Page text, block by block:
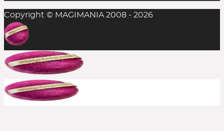
In der Regel ist das Einlösen mehrerer
Rabattcodes auf einen Einkauf nicht möglich,
aber man sollte es stets probieren. Die
Kombination aus Rabattcode und Gratis-
Zugabe(n) gelingt durchaus mal, insofern alle
anderen Bedingungen erfüllt sind.
Bereits reduzierte Produkte sind meist von
Copyright © MAGIMANIA 2008 - 2026